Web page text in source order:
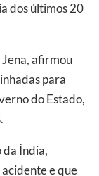
dos últimos 20
afirmou
para
do Estado,
da Índia,
e que